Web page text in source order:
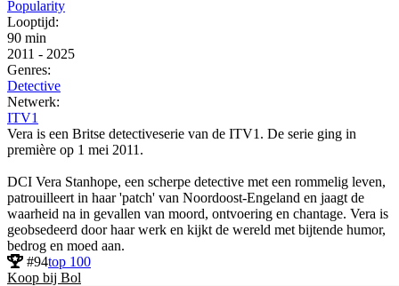
Popularity
Looptijd:
90 min
2011 - 2025
Genres:
Detective
Netwerk:
ITV1
Vera is een Britse detectiveserie van de ITV1. De serie ging in
première op 1 mei 2011.
DCI Vera Stanhope, een scherpe detective met een rommelig leven,
patrouilleert in haar 'patch' van Noordoost-Engeland en jaagt de
waarheid na in gevallen van moord, ontvoering en chantage. Vera is
geobsedeerd door haar werk en kijkt de wereld met bijtende humor,
bedrog en moed aan.
#94top 100
Koop bij Bol